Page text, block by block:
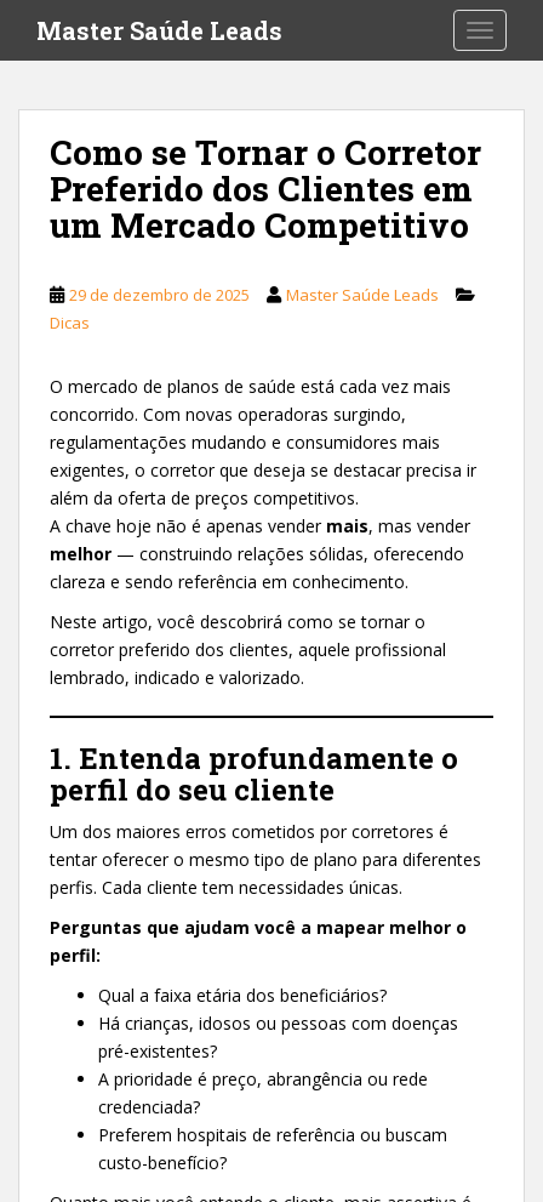
i
Master Saúde Leads
Como se Tornar o Corretor
Preferido dos Clientes em
um Mercado Competitivo
29 de dezembro de 2025
Master Saúde Leads
Dicas
O mercado de planos de saúde está cada vez mais
concorrido. Com novas operadoras surgindo,
regulamentações mudando e consumidores mais
exigentes, o corretor que deseja se destacar precisa ir
além da oferta de preços competitivos.
A chave hoje não é apenas vender mais, mas vender
melhor — construindo relações sólidas, oferecendo
clareza e sendo referência em conhecimento.
Neste artigo, você descobrirá como se tornar o
corretor preferido dos clientes, aquele profissional
lembrado, indicado e valorizado.
1. Entenda profundamente o
perfil do seu cliente
Um dos maiores erros cometidos por corretores é
tentar oferecer o mesmo tipo de plano para diferentes
perfis. Cada cliente tem necessidades únicas.
Perguntas que ajudam você a mapear melhor o
perfil:
Qual a faixa etária dos beneficiários?
Há crianças, idosos ou pessoas com doenças
pré-existentes?
A prioridade é preço, abrangência ou rede
credenciada?
Preferem hospitais de referência ou buscam
custo-benefício?